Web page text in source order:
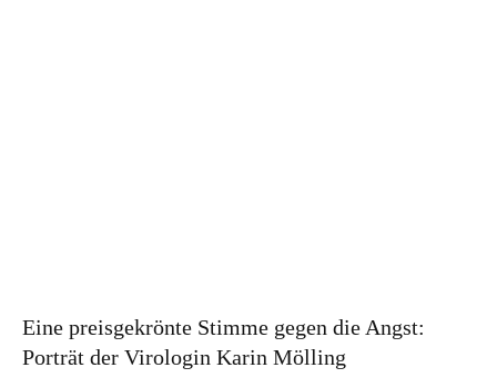
Eine preisgekrönte Stimme gegen die Angst:
Porträt der Virologin Karin Mölling